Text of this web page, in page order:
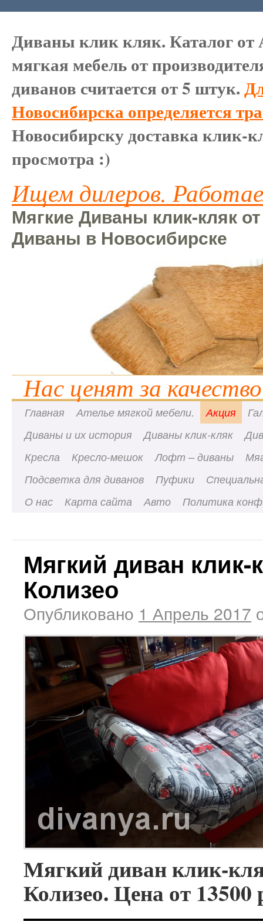
Диваны клик кляк. Каталог
мягкая мебель от
диванов считается от 5 штук.
Новосибирска определяется
Новосибирску доставка клик-
просмотра :)
Ищем дилеров.
Мягкие Диваны клик-кляк
Диваны в Новосибирске
Нас ценят за
Главная Ателье мягкой мебели. Акция
Диваны и их история
Диваны клик-кляк
Кресла
Кресло-мешок Лофт – диваны
Подсветка для диванов
Пуфики
О нас
Карта сайта Авто Политика
Мягкий диван клик-
Колизео
Опубликовано 1 Апрель 2017
Мягкий диван клик-
Колизео. Цена от 13500